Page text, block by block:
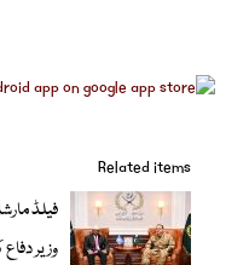
Related items
فیلڈ
وزیر